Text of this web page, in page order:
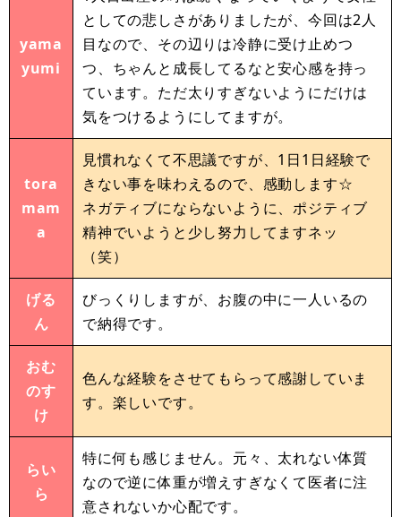
yama
yumi
としての悲しさがありましたが、今回は2人
目なので、その辺りは冷静に受け止めつ
つ、ちゃんと成長してるなと安心感を持っ
ています。ただ太りすぎないようにだけは
気をつけるようにしてますが。
tora
mam
a
見慣れなくて不思議ですが、1日1日経験で
きない事を味わえるので、感動します☆
ネガティブにならないように、ポジティブ
精神でいようと少し努力してますネッ
（笑）
げる
ん
びっくりしますが、お腹の中に一人いるの
で納得です。
おむ
のす
け
色んな経験をさせてもらって感謝していま
す。楽しいです。
らい
ら
特に何も感じません。元々、太れない体質
なので逆に体重が増えすぎなくて医者に注
意されないか心配です。